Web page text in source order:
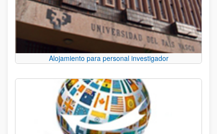
Alojamiento para personal investigador